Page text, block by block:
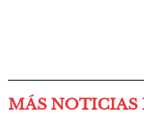
MÁS NOTICIAS